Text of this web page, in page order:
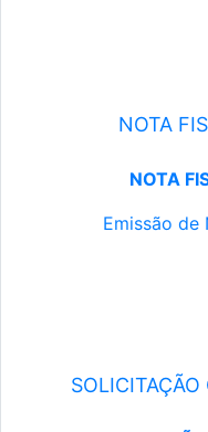
NOTA
NOTA
Emissão de